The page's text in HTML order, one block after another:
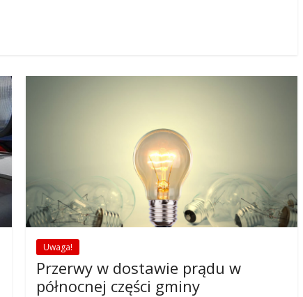
Uwaga!
Przerwy w dostawie prądu w
północnej części gminy